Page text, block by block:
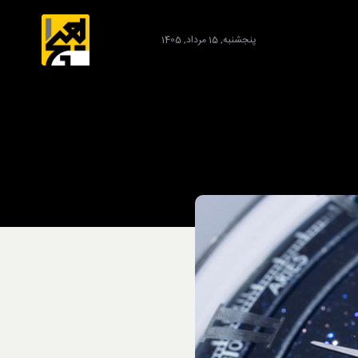
برند
پنجشنبه, 15 مرداد, 1405